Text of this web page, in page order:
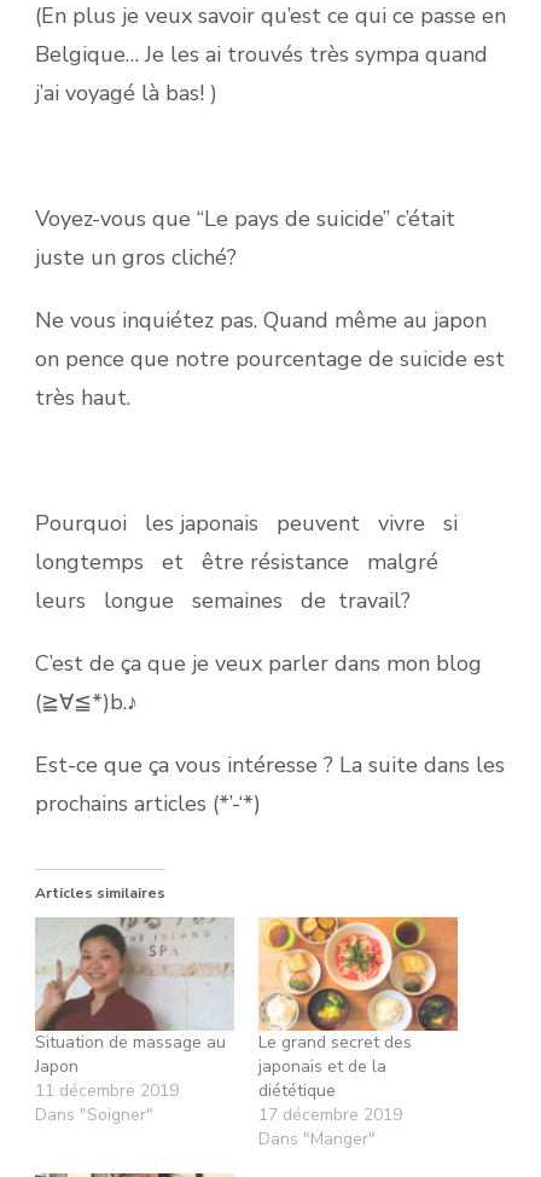
(En plus je veux savoir qu’est ce qui ce passe en
Belgique… Je les ai trouvés très sympa quand
j’ai voyagé là bas! )
Voyez-vous que “Le pays de suicide” c’était
juste un gros cliché?
Ne vous inquiétez pas. Quand même au japon
on pence que notre pourcentage de suicide est
très haut.
Pourquoi les japonais peuvent vivre si
longtemps et être résistance malgré
leurs longue semaines de travail?
C’est de ça que je veux parler dans mon blog
(≧∀≦*)b.♪
Est-ce que ça vous intéresse ? La suite dans les
prochains articles (*’-‘*)
Articles similaires
Situation de massage au
Japon
11 décembre 2019
Dans "Soigner"
Le grand secret des
japonais et de la
diététique
17 décembre 2019
Dans "Manger"